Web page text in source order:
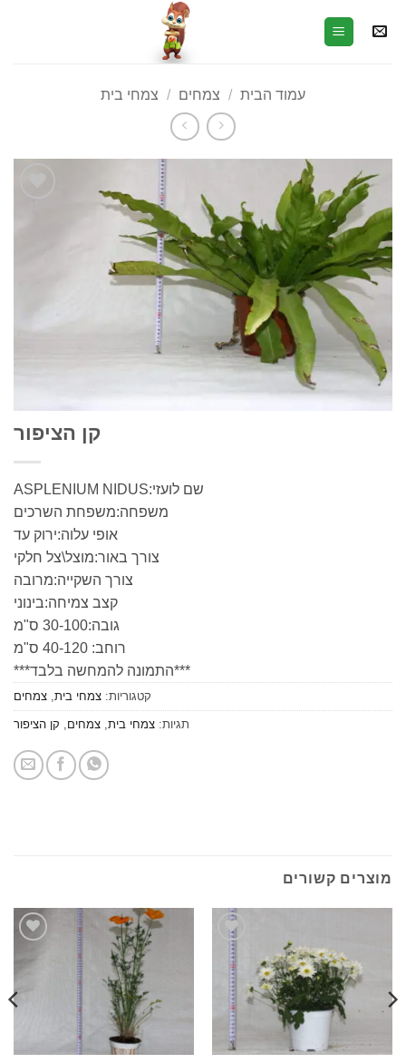
עמוד הבית / צמחים / צמחי בית
קן הציפור
שם לועזי:ASPLENIUM NIDUS
משפחה:משפחת השרכים
אופי עלוה:ירוק עד
צורך באור:מוצל\צל חלקי
צורך השקייה:מרובה
קצב צמיחה:בינוני
***התמונה להמחשה בלבד***
קטגוריות:צמחי בית,צמחים
צמחי בית,צמחים, קן הציפור
קשורים
לרשימת
המשאלות
לרשימת
המשאלות